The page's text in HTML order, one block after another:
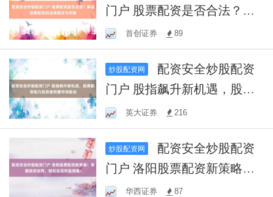
门户 股票配资是否合法？解
读股票配资的法律规定与风
险
首创证券 89
炒股配资网
门户 股指飙升新机遇，股票
配资助力投资者把握市场脉
动
英大证券 216
炒股配资网
门户 洛阳股票配资新策略：
掌握投资诀窍，轻松实现财
华西证券 87